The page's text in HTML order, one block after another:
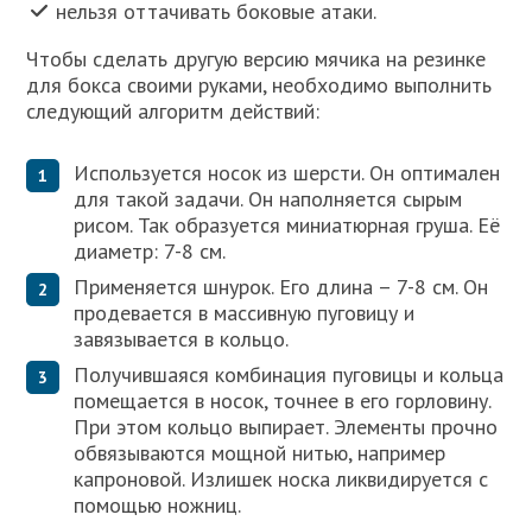
нельзя оттачивать боковые атаки.
Чтобы сделать другую версию мячика на резинке
для бокса своими руками, необходимо выполнить
следующий алгоритм действий:
Используется носок из шерсти. Он оптимален
для такой задачи. Он наполняется сырым
рисом. Так образуется миниатюрная груша. Её
диаметр: 7-8 см.
Применяется шнурок. Его длина – 7-8 см. Он
продевается в массивную пуговицу и
завязывается в кольцо.
Получившаяся комбинация пуговицы и кольца
помещается в носок, точнее в его горловину.
При этом кольцо выпирает. Элементы прочно
обвязываются мощной нитью, например
капроновой. Излишек носка ликвидируется с
помощью ножниц.